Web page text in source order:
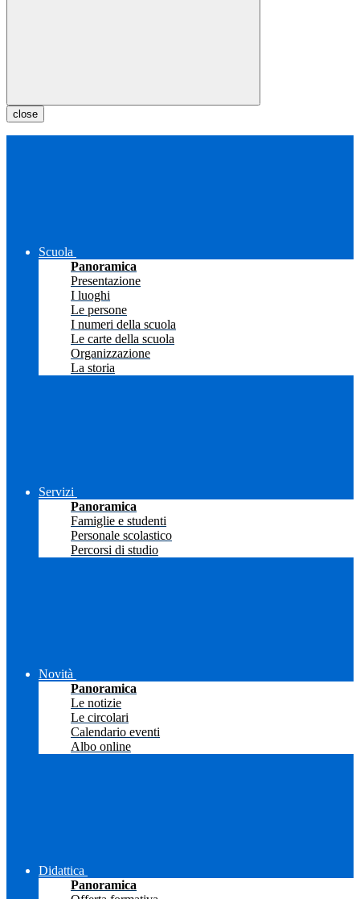
close
Scuola
Panoramica
Presentazione
I luoghi
Le persone
I numeri della scuola
Le carte della scuola
Organizzazione
La storia
Servizi
Panoramica
Famiglie e studenti
Personale scolastico
Percorsi di studio
Novità
Panoramica
Le notizie
Le circolari
Calendario eventi
Albo online
Didattica
Panoramica